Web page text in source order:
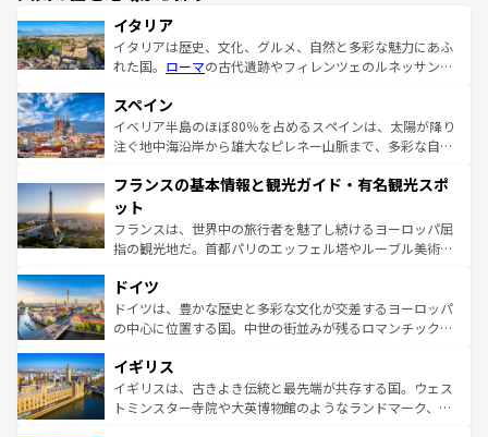
イタリア
イタリアは歴史、文化、グルメ、自然と多彩な魅力にあふ
れた国。 ローマの古代遺跡やフィレンツェのルネッサンス
ろん、トスカーナの美しい田園風景やアマルフィ海岸の絶
景など、自然景観も見逃せない。観光の合間には、本場の
ピザやパスタなど、絶品のイタリア料理を堪能することも
ませてくれるイタリアで、忘れられない旅をしてみよう！
なお、新着のイタリア情報は
しい。
スペイン
イベリア半島のほぼ80％を占めるスペインは、太陽が降り
注ぐ地中海沿岸から雄大なピレネー山脈まで、多彩な自然
文化が根付くこの国では、情熱的なフラメンコ、熱気あふ
れる闘牛、そして美味しいタパスが生活の一部となってい
る。首都マドリードの洗練された雰囲気や、バルセロナの
アートに溢れた街角から、地方では古代ローマ遺跡や中世
せる。地方によって風土や気候が異なるスペインはその個
性で訪れる人を魅了する。 なお、新着のスペイン情報は コ
ンテンツ一覧を参照してほしい。
フランスの基本情報と観光ガイド・有名観光スポ
ット
フランスは、世界中の旅行者を魅了し続けるヨーロッパ屈
指の観光地だ。首都パリのエッフェル塔やルーブル美術館
で、幅広い魅力が詰まっている。華麗な宮殿、歴史的な大
聖堂、美しいビーチ、そして豊かな自然が、訪れる者を心
から魅了する。また、フランスは美食の国としても知ら
いる。シャンパンの発祥地であるランス、プロヴァンスの
香り高いラベンダー畑など、多彩な楽しみ方が可能だ。さ
らに、パリ以外の地域にも魅力が溢れており、どの街角に
ドイツ
ドイツは、豊かな歴史と多彩な文化が交差するヨーロッパ
の中心に位置する国。中世の街並みが残るロマンチック街
顔を持つこの国は、どこを歩いても飽きることがない。ベ
ルリンの文化的活気、バイエルン州のアルプスの絶景、そ
してライン川沿いのワイン畑といった風景は必見。ビール
イギリス
イギリスは、古きよき伝統と最先端が共存する国。ウェス
トミンスター寺院や大英博物館のようなランドマーク、歴